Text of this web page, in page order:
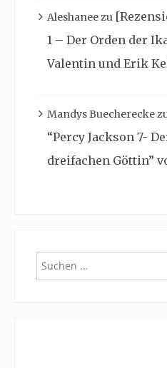
Aleshaneezu
1 – Der Orden der
Valentin und Erik
Mandys Buecherecke
“Percy Jackson 7-
dreifachen Göttin”
Suchen
nach: